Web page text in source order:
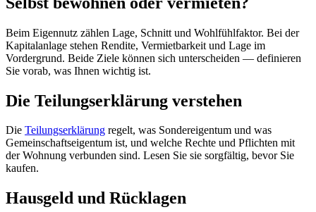
Beim Eigennutz zählen Lage, Schnitt und Wohlfühlfaktor. Bei der
Kapitalanlage stehen Rendite, Vermietbarkeit und Lage im
Vordergrund. Beide Ziele können sich unterscheiden — definieren
Sie vorab, was Ihnen wichtig ist.
Die Teilungserklärung verstehen
Die Teilungserklärung regelt, was Sondereigentum und was
Gemeinschaftseigentum ist, und welche Rechte und Pflichten mit
der Wohnung verbunden sind. Lesen Sie sie sorgfältig, bevor Sie
kaufen.
Hausgeld und Rücklagen